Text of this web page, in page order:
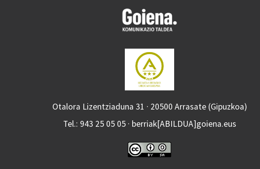
Otalora Lizentziaduna 31 · 20500 Arrasate (Gipuzkoa)
Tel.: 943 25 05 05 · berriak[ABILDUA]goiena.eus